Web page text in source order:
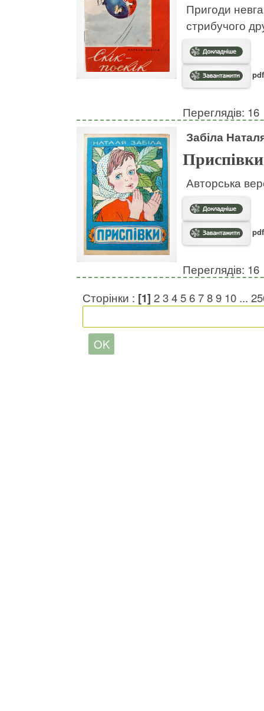
Пригоди
стрибучого
Переглядів: 16
Забіла
Приспівки
Авторська
Переглядів: 16
Сторінки : [1] 23456789 10 ...